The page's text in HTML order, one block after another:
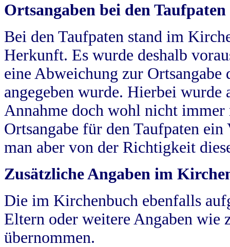
Ortsangaben bei den Taufpaten
Bei den Taufpaten stand im
Herkunft. Es wurde deshalb
eine Abweichung zur
angegeben wurde. Hierbei wurde
Annahme doch wohl nicht
Ortsangabe für den Taufpaten
man aber von der Richtigkeit
Zusätzliche Angaben im
Die im Kirchenbuch ebenfalls
Eltern oder weitere Angaben wie
übernommen.